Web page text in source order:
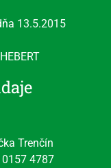
13.5.2015
Trenčín
4787